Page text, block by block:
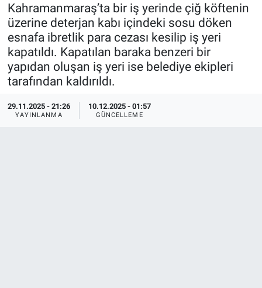
Kahramanmaraş’ta bir iş yerinde çiğ köftenin
üzerine deterjan kabı içindeki sosu döken
esnafa ibretlik para cezası kesilip iş yeri
kapatıldı. Kapatılan baraka benzeri bir
yapıdan oluşan iş yeri ise belediye ekipleri
tarafından kaldırıldı.
29.11.2025 - 21:26
YAYINLANMA
10.12.2025 - 01:57
GÜNCELLEME
Trend
Özel Haberler
Yazarlar
Ekonomi
Dünya
Medya
Özel Haberler
Son Dakika Haberleri
Haber Arşivi